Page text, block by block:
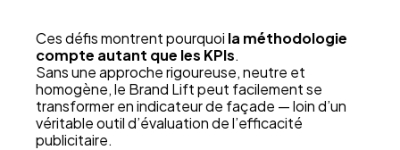
Ces défis montrent pourquoi la méthodologie
compte autant que les KPIs.
Sans une approche rigoureuse, neutre et
homogène, le Brand Lift peut facilement se
transformer en indicateur de façade — loin d’un
véritable outil d’évaluation de l’efficacité
publicitaire.